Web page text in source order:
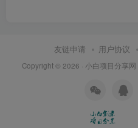
友链申请 用户协议
Copyright © 2026 · 小白项目分享网